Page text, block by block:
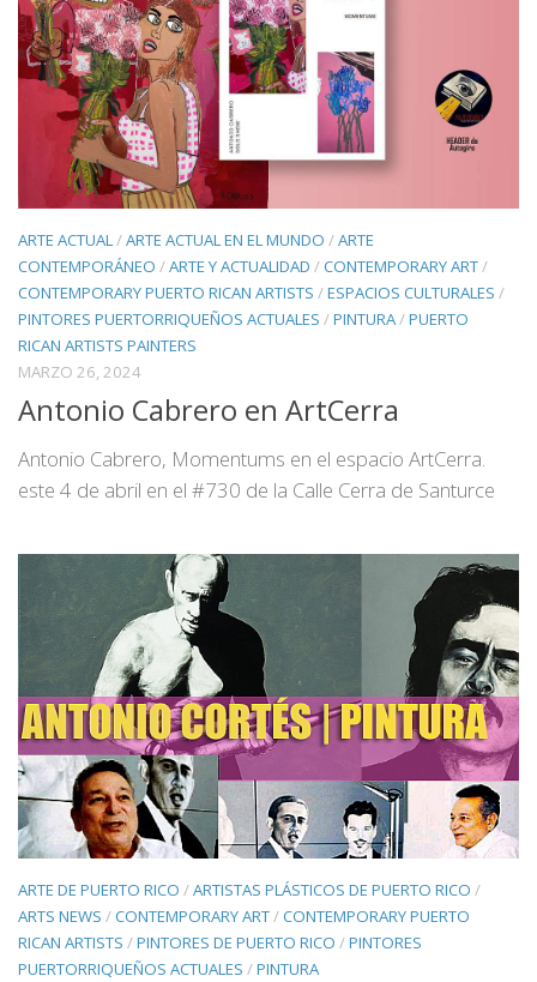
ARTE ACTUAL/ARTE ACTUAL EN EL MUNDO /ARTE
CONTEMPORÁNEO /ARTE Y ACTUALIDAD /CONTEMPORARY ART/
CONTEMPORARY PUERTO RICAN ARTISTS /ESPACIOS CULTURALES /
PINTORES PUERTORRIQUEÑOS ACTUALES /PINTURA/PUERTO
RICAN ARTISTS PAINTERS
MARZO 26, 2024
Antonio Cabrero en ArtCerra
Antonio Cabrero, Momentums en el espacio ArtCerra.
este 4 de abril en el #730 de la Calle Cerra de Santurce
ARTE DE PUERTO RICO /ARTISTAS PLÁSTICOS DE PUERTO RICO /
ARTS NEWS /CONTEMPORARY ART/CONTEMPORARY PUERTO
RICAN ARTISTS /PINTORES DE PUERTO RICO /PINTORES
PUERTORRIQUEÑOS ACTUALES /PINTURA